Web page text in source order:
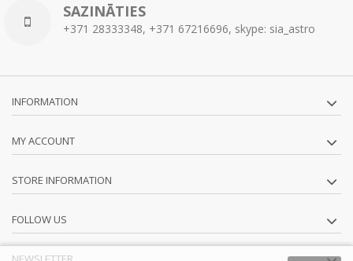
SAZINĀTIES
+371 28333348, +371 67216696, skype: sia_astro
INFORMATION
MY ACCOUNT
STORE INFORMATION
FOLLOW US